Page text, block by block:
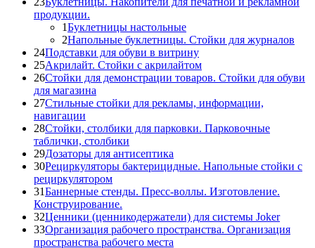
продукции.
1Буклетницы настольные
2Напольные буклетницы. Стойки для журналов
24Подставки для обуви в витрину
25Акрилайт. Стойки с акрилайтом
26Стойки для демонстрации товаров. Стойки для обуви
для магазина
27Стильные стойки для рекламы, информации,
навигации
28Стойки, столбики для парковки. Парковочные
таблички, столбики
29Дозаторы для антисептика
30Рециркуляторы бактерицидные. Напольные стойки с
рециркулятором
31Баннерные стенды. Пресс-воллы. Изготовление.
Конструирование.
32Ценники (ценникодержатели) для системы Joker
33Организация рабочего пространства. Организация
пространства рабочего места